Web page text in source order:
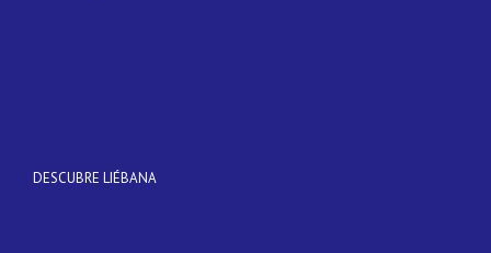
DESCUBRE LIÉBANA